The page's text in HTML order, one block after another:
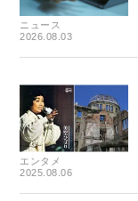
ニュース
2026.08.03
エンタメ
2025.08.06